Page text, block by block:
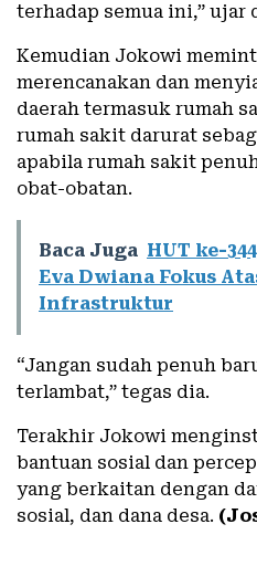
terhadap semua ini,” ujar
Kemudian Jokowi
merencanakan dan
daerah termasuk rumah
rumah sakit darurat
apabila rumah sakit
obat-obatan.
Baca Juga HUT ke-
Eva Dwiana Fokus
Infrastruktur
“Jangan sudah penuh
terlambat,” tegas dia.
Terakhir Jokowi
bantuan sosial dan
yang berkaitan dengan
sosial, dan dana desa.